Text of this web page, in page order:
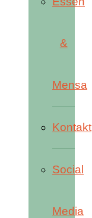
&
Mensa
Kontakt
Social
Media